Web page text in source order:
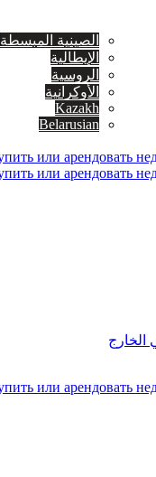
الصينية المبسطة
الإيطالية
الروسية
الأوكرانية
Kazakh
Belarusian
الخارج